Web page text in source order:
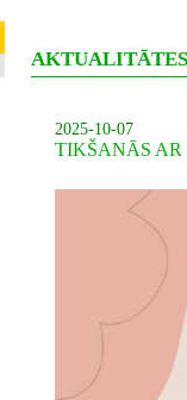
AKTUALITĀTES
2025-10-07
TIKŠANĀS